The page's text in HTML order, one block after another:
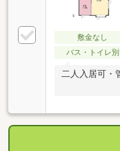
敷金なし
バス・トイレ別
二人入居可・